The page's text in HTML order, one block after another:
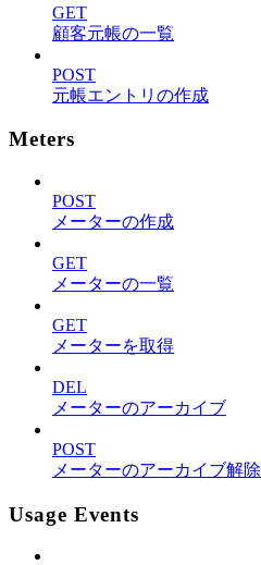
GET
顧客元帳の一覧
POST
元帳エントリの作成
Meters
POST
メーターの作成
GET
メーターの一覧
GET
メーターを取得
DEL
メーターのアーカイブ
POST
メーターのアーカイブ解除
Usage Events